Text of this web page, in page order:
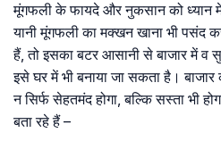
मूंगफली के फायदे और नुकसान को ध्यान
यानी मूंगफली का मक्खन खाना भी पसंद
हैं, तो इसका बटर आसानी से बाजार में व
इसे घर में भी बनाया जा सकता है।
न सिर्फ सेहतमंद होगा, बल्कि सस्ता भी
बता रहे हैं –